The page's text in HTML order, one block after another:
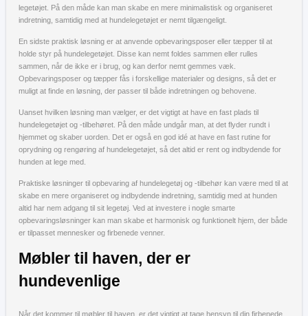
legetøjet. På den måde kan man skabe en mere minimalistisk og organiseret
indretning, samtidig med at hundelegetøjet er nemt tilgængeligt.
En sidste praktisk løsning er at anvende opbevaringsposer eller tæpper til at
holde styr på hundelegetøjet. Disse kan nemt foldes sammen eller rulles
sammen, når de ikke er i brug, og kan derfor nemt gemmes væk.
Opbevaringsposer og tæpper fås i forskellige materialer og designs, så det er
muligt at finde en løsning, der passer til både indretningen og behovene.
Uanset hvilken løsning man vælger, er det vigtigt at have en fast plads til
hundelegetøjet og -tilbehøret. På den måde undgår man, at det flyder rundt i
hjemmet og skaber uorden. Det er også en god idé at have en fast rutine for
oprydning og rengøring af hundelegetøjet, så det altid er rent og indbydende for
hunden at lege med.
Praktiske løsninger til opbevaring af hundelegetøj og -tilbehør kan være med til at
skabe en mere organiseret og indbydende indretning, samtidig med at hunden
altid har nem adgang til sit legetøj. Ved at investere i nogle smarte
opbevaringsløsninger kan man skabe et harmonisk og funktionelt hjem, der både
er tilpasset mennesker og firbenede venner.
Møbler til haven, der er
hundevenlige
Når det kommer til møbler til haven, er det vigtigt at tage hensyn til din firbenede